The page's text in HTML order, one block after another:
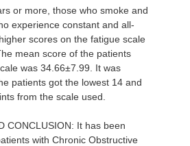
or more, those who smoke and
experience constant and all-
scores on the fatigue scale
mean score of the patients
was 34.66±7.99. It was
patients got the lowest 14 and
from the scale used.
CONCLUSION: It has been
with Chronic Obstructive